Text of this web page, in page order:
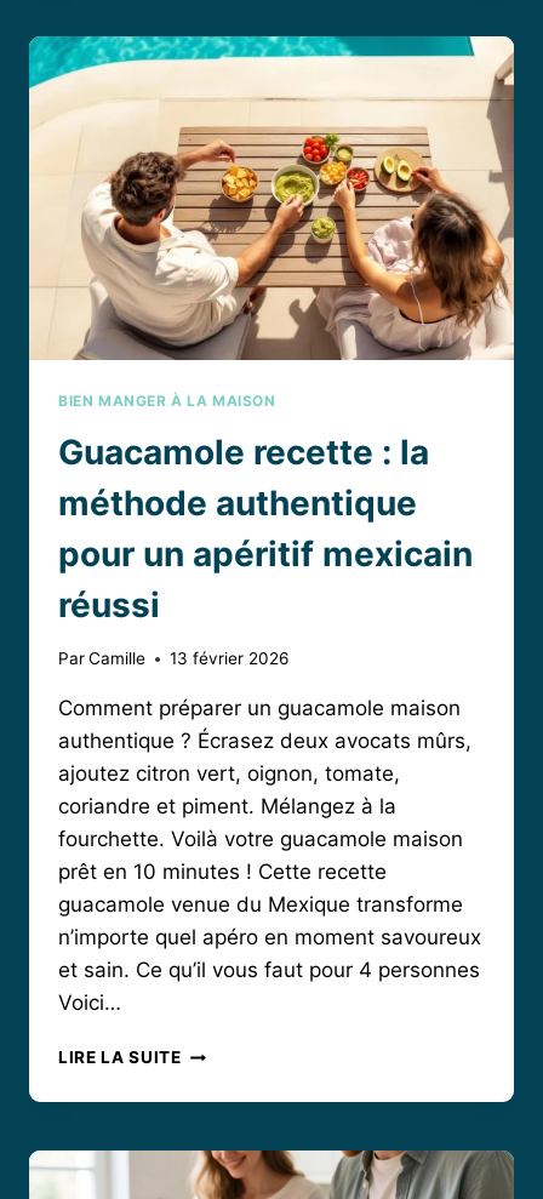
:
COMMENT
CLASSIQUE
FRANÇAIS
?
BIEN MANGER À LA MAISON
Guacamole recette : la
méthode authentique
pour un apéritif mexicain
réussi
ParCamille 13 février 2026
Comment préparer un guacamole maison
authentique ? Écrasez deux avocats mûrs,
ajoutez citron vert, oignon, tomate,
coriandre et piment. Mélangez à la
fourchette. Voilà votre guacamole maison
prêt en 10 minutes ! Cette recette
guacamole venue du Mexique transforme
n’importe quel apéro en moment savoureux
et sain. Ce qu’il vous faut pour 4 personnes
Voici…
LIRE LA SUITEGUACAMOLE
:
MÉTHODE
AUTHENTIQUE